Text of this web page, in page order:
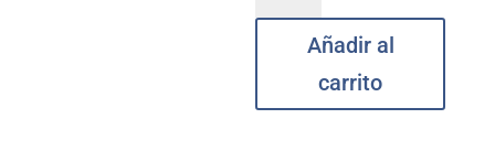
Par38
Añadir al
carrito